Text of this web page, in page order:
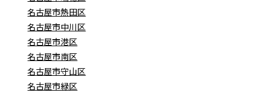
名古屋市熱田区
名古屋市中川区
名古屋市港区
名古屋市南区
名古屋市守山区
名古屋市緑区